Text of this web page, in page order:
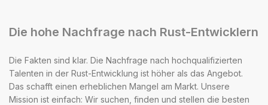
Die hohe Nachfrage nach Rust-Entwicklern
Die Fakten sind klar. Die Nachfrage nach hochqualifizierten
Talenten in der Rust-Entwicklung ist höher als das Angebot.
Das schafft einen erheblichen Mangel am Markt. Unsere
Mission ist einfach: Wir suchen, finden und stellen die besten